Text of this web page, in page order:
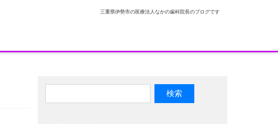
三重県伊勢市の医療法人なかの歯科院長のブログです